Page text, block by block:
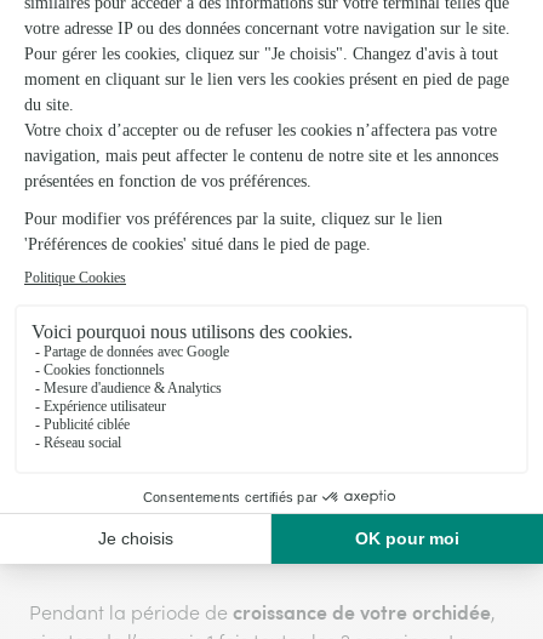
c’est uneplante moyenne. Elle convient parfaitement
pour décorer une table basse ou un bureau. Et
contrairement aux idées reçues, l’orchidée n’est pas
une espèce fragile. Certaines variétés sont très faciles
à vivre lorsque l’on connaît les quelques gestes à leur
prodiguer !
Comment arroser une orchidée ?
Pour l’arrosage des orchidées
recommandé d’utiliser de l’eau non calcaire. Pour
cela, l’eau de pluie ou l’eau déminéralisée sont
parfaitement adaptées. Par conséquent, l’eau que
vous apportez pour
pauvre en minéraux. Un apport régulier d’
variétés d’orchidées , que vous ayez une
Pendant la période de croissance de votre orchidée,